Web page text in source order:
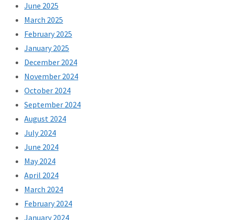
June 2025
March 2025
February 2025
January 2025
December 2024
November 2024
October 2024
September 2024
August 2024
July 2024
June 2024
May 2024
April 2024
March 2024
February 2024
January 2024